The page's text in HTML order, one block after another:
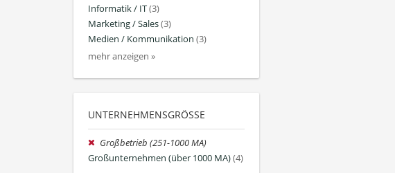
Informatik / IT(3)
Marketing / Sales(3)
Medien / Kommunikation (3)
mehr anzeigen »
UNTERNEHMENSGRÖSSE
Großbetrieb (251-1000 MA)
Großunternehmen (über 1000 MA)(4)